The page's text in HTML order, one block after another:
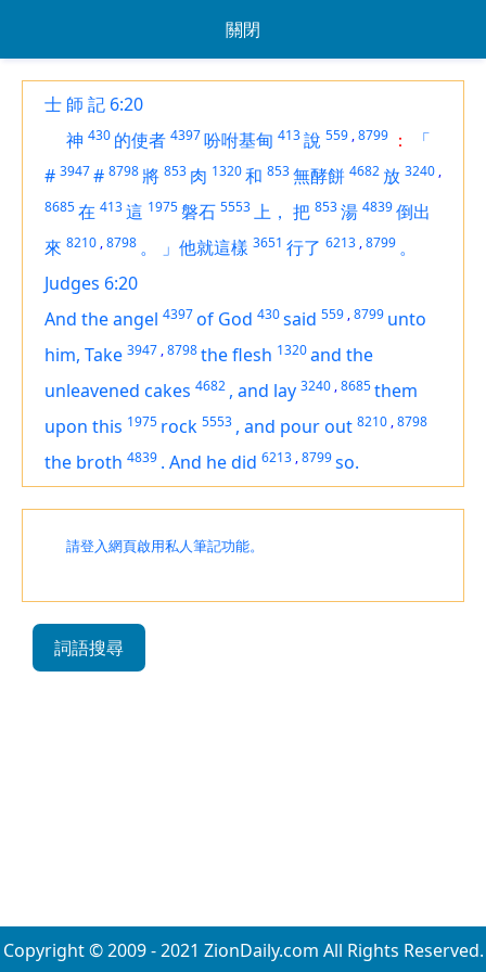
關閉
士 師 記 6:20
神 430 的使者 4397吩咐基甸 413說 559 ,8799 ：
「
# 3947# 8798 將 853 肉 1320和 853無酵餅 4682 放 3240 ,
8685在 413這 1975磐石 5553上， 把 853湯 4839倒出
來 8210 ,8798 。 」他就這樣 3651 行了 6213 ,8799 。
Judges 6:20
And the angel 4397of God 430said 559 ,8799 unto
him, Take 3947 ,8798the flesh 1320and the
unleavened cakes 4682 , and lay 3240 ,8685them
upon this 1975 rock 5553 , and pour out 8210 ,8798
the broth 4839 . And he did 6213 ,8799so.
請登入網頁啟用私人筆記功能。
詞語搜尋
Copyright © 2009 - 2021 ZionDaily.com All Rights Reserved.